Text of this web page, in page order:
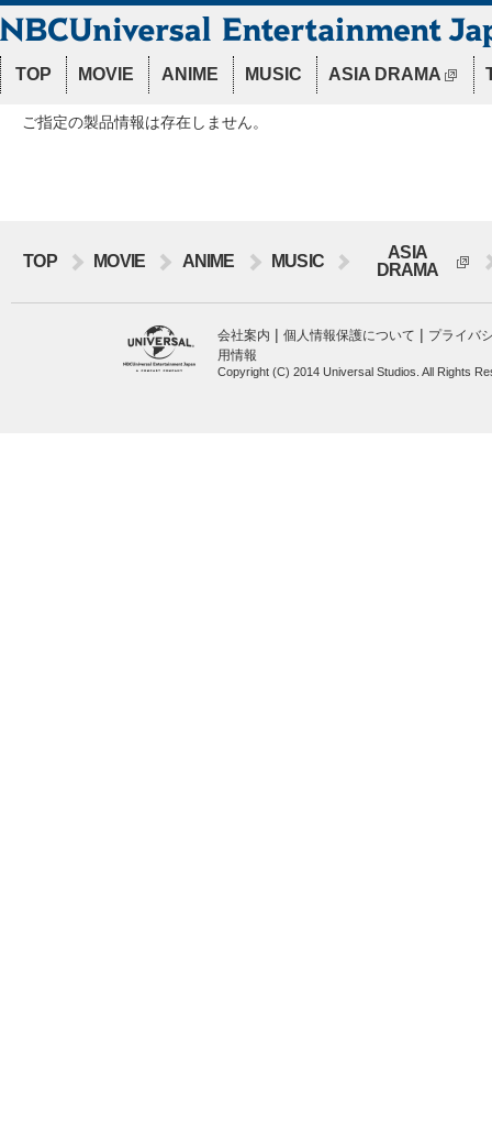
TOP MOVIE ANIME MUSIC ASIA DRAMA
ご指定の製品情報は存在しません。
TOP MOVIE ANIME MUSIC
ASIA
DRAMA
会社案内 | 個人情報保護について | プライバ
用情報
Copyright (C) 2014 Universal Studios. All Rights